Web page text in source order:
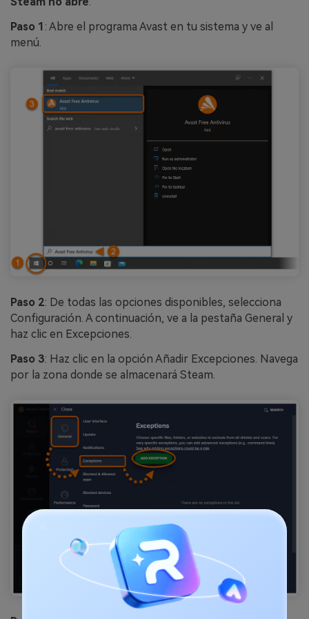
Paso 1 : Abre el programa Avast en tu sistema y ve al
menú.
Paso 2: De todas las opciones disponibles, selecciona
Configuración. A continuación, ve a la pestaña General y
haz clic en Excepciones.
Paso 3: Haz clic en la opción Añadir Excepciones. Navega
por la zona donde se almacenará Steam.